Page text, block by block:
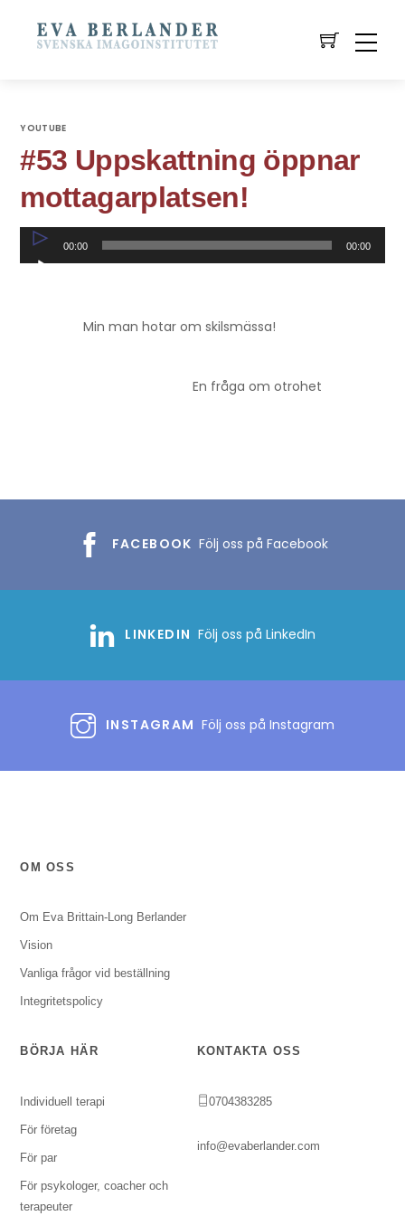
YOUTUBE
#53 Uppskattning öppnar
mottagarplatsen!
Ljudspelare
00:00 00:00
Min man hotar om skilsmässa!
En fråga om otrohet
FACEBOOK Följ oss på Facebook
LINKEDIN Följ oss på LinkedIn
INSTAGRAM Följ oss på Instagram
OM OSS
Om Eva Brittain-Long Berlander
Vision
Vanliga frågor vid beställning
Integritetspolicy
BÖRJA HÄR
Individuell terapi
För företag
För par
För psykologer, coacher och
terapeuter
KONTAKTA OSS
0704383285
info@evaberlander.com